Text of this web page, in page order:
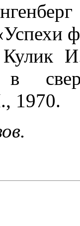
1970.